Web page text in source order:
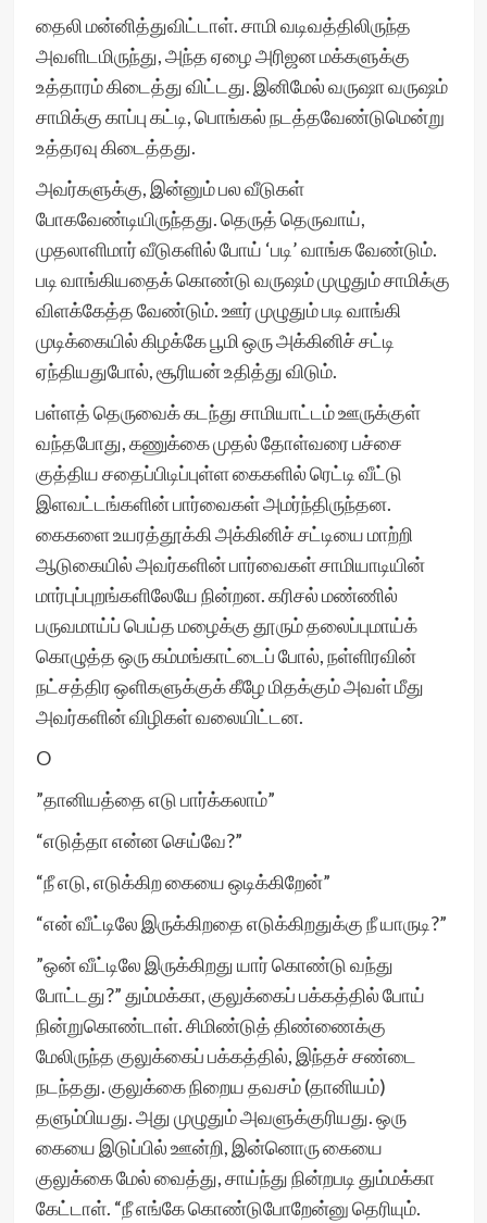
தைலி மன்னித்துவிட்டாள். சாமி வடிவத்திலிருந்த
அவளிடமிருந்து, அந்த ஏழை அரிஜன மக்களுக்கு
உத்தாரம் கிடைத்து விட்டது. இனிமேல் வருஷா வருஷம்
சாமிக்கு காப்பு கட்டி, பொங்கல் நடத்தவேண்டுமென்று
உத்தரவு கிடைத்தது.
அவர்களுக்கு, இன்னும் பல வீடுகள்
போகவேண்டியிருந்தது. தெருத் தெருவாய்,
முதலாளிமார் வீடுகளில் போய் ‘படி’ வாங்க வேண்டும்.
படி வாங்கியதைக் கொண்டு வருஷம் முழுதும் சாமிக்கு
விளக்கேத்த வேண்டும். ஊர் முழுதும் படி வாங்கி
முடிக்கையில் கிழக்கே பூமி ஒரு அக்கினிச் சட்டி
ஏந்தியதுபோல், சூரியன் உதித்து விடும்.
பள்ளத் தெருவைக் கடந்து சாமியாட்டம் ஊருக்குள்
வந்தபோது, கணுக்கை முதல் தோள்வரை பச்சை
குத்திய சதைப்பிடிப்புள்ள கைகளில் ரெட்டி வீட்டு
இளவட்டங்களின் பார்வைகள் அமர்ந்திருந்தன.
கைகளை உயரத்தூக்கி அக்கினிச் சட்டியை மாற்றி
ஆடுகையில் அவர்களின் பார்வைகள் சாமியாடியின்
மார்புப்புறங்களிலேயே நின்றன. கரிசல் மண்ணில்
பருவமாய்ப் பெய்த மழைக்கு தூரும் தலைப்புமாய்க்
கொழுத்த ஒரு கம்மங்காட்டைப் போல், நள்ளிரவின்
நட்சத்திர ஒளிகளுக்குக் கீழே மிதக்கும் அவள் மீது
அவர்களின் விழிகள் வலையிட்டன.
O
”தானியத்தை எடு பார்க்கலாம்”
“எடுத்தா என்ன செய்வே?”
“நீ எடு, எடுக்கிற கையை ஒடிக்கிறேன்”
“என் வீட்டிலே இருக்கிறதை எடுக்கிறதுக்கு நீ யாருடி?”
”ஒன் வீட்டிலே இருக்கிறது யார் கொண்டு வந்து
போட்டது?” தும்மக்கா, குலுக்கைப் பக்கத்தில் போய்
நின்றுகொண்டாள். சிமிண்டுத் திண்ணைக்கு
மேலிருந்த குலுக்கைப் பக்கத்தில், இந்தச் சண்டை
நடந்தது. குலுக்கை நிறைய தவசம் (தானியம்)
தளும்பியது. அது முழுதும் அவளுக்குரியது. ஒரு
கையை இடுப்பில் ஊன்றி, இன்னொரு கையை
குலுக்கை மேல் வைத்து, சாய்ந்து நின்றபடி தும்மக்கா
கேட்டாள். “நீ எங்கே கொண்டுபோறேன்னு தெரியும்.